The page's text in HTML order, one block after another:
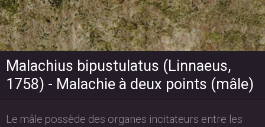
Malachius bipustulatus (Linnaeus,
1758) - Malachie à deux points (mâle)
Le mâle possède des organes incitateurs entre les